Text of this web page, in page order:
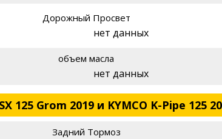
Дорожный Просвет
нет данных
объем масла
нет данных
Grom 2019 и KYMCO K-Pipe 125
Задний Тормоз